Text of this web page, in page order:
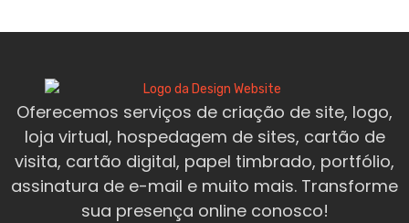
Oferecemos serviços de criação de site, logo,
loja virtual, hospedagem de sites, cartão de
visita, cartão digital, papel timbrado, portfólio,
assinatura de e-mail e muito mais. Transforme
sua presença online conosco!